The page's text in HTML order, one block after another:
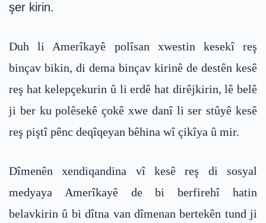
şer kirin.
Duh li Amerîkayê polîsan xwestin kesekî reş
binçav bikin, di dema binçav kirinê de destên kesê
reş hat kelepçekurin û li erdê hat dirêjkirin, lê belê
ji ber ku polêsekê çokê xwe danî li ser stûyê kesê
reş piştî pênc deqîqeyan bêhina wî çikîya û mir.
Dîmenên xendiqandina vî kesê reş di sosyal
medyaya Amerîkayê de bi berfirehî hatin
belavkirin û bi dîtna van dîmenan bertekên tund ji